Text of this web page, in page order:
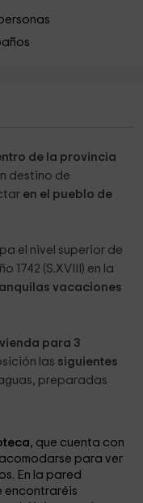
de la provincia
destino de
en el pueblo de
el nivel superior de
1742 (S.XVIII) en la
vacaciones
para 3
las siguientes
preparadas
, que cuenta con
para ver
En la pared
encontraréis